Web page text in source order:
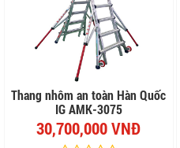
Thang nhôm an toàn Hàn Quốc
IG AMK-3075
30,700,000 VNĐ